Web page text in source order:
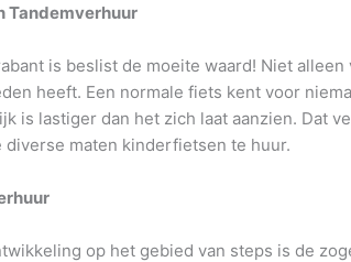
Tandemverhuur
is beslist de moeite waard! Niet
heeft. Een normale fiets kent voor
is lastiger dan het zich laat aanzien. Dat
diverse maten kinderfietsen te huur.
op het gebied van steps is de